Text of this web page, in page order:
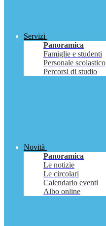
Servizi
Panoramica
Famiglie e studenti
Personale scolastico
Percorsi di studio
Novità
Panoramica
Le notizie
Le circolari
Calendario eventi
Albo online